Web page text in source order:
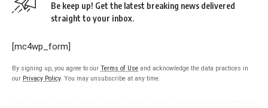
Be keep up! Get the latest breaking news delivered
straight to your inbox.
[mc4wp_form]
By signing up, you agree to our Terms of Use and acknowledge the data practices in
our Privacy Policy. You may unsubscribe at any time.